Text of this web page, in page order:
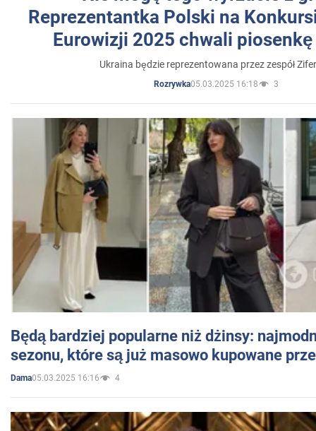
Reprezentantka Polski na
Eurowizji 2025 chwali
Ukraina będzie reprezentowana przez zespół
Rozrywka05.03.2025 16:18 3
Będą bardziej popularne niż dżinsy:
sezonu, które są już masowo kupowane
Dama05.03.2025 16:16 4